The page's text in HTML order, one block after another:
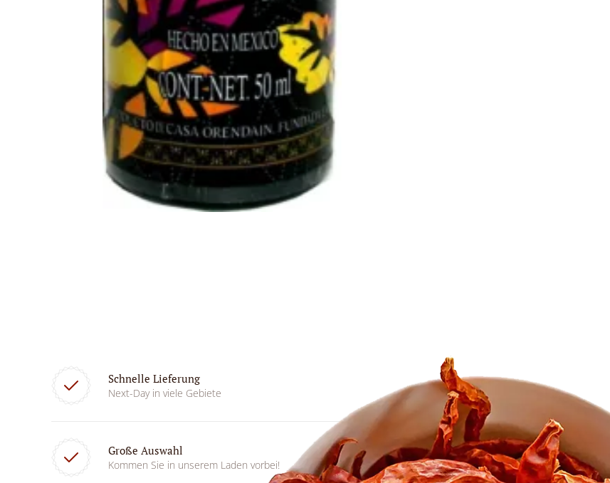
Schnelle Lieferung
Next-Day in viele Gebiete
Große Auswahl
Kommen Sie in unserem Laden vorbei!